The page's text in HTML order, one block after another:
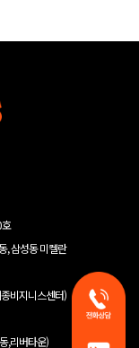
, 삼성동 미켈란
비지니스센터)
,리버타운)